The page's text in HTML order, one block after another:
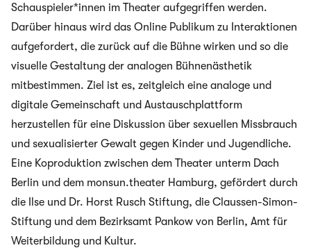
Schauspieler*innen im Theater aufgegriffen werden.
Darüber hinaus wird das Online Publikum zu Interaktionen
aufgefordert, die zurück auf die Bühne wirken und so die
visuelle Gestaltung der analogen Bühnenästhetik
mitbestimmen. Ziel ist es, zeitgleich eine analoge und
digitale Gemeinschaft und Austauschplattform
herzustellen für eine Diskussion über sexuellen Missbrauch
und sexualisierter Gewalt gegen Kinder und Jugendliche.
Eine Koproduktion zwischen dem Theater unterm Dach
Berlin und dem monsun.theater Hamburg, gefördert durch
die Ilse und Dr. Horst Rusch Stiftung, die Claussen-Simon-
Stiftung und dem Bezirksamt Pankow von Berlin, Amt für
Weiterbildung und Kultur.